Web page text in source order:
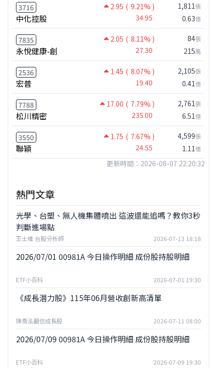
3716 2.95 ( 9.21% )
中化控股 34.95
1,811張
0.63億
7835 2.05 ( 8.11% )
永悅健康-創 27.30
84張
215萬
2536 1.45 ( 8.07% )
宏普 19.40
2,105張
0.41億
7788 17.00 ( 7.79% )
松川精密 235.00
2,761張
6.51億
3550 1.75 ( 7.67% )
聯穎 24.55
4,599張
1.11億
更新時間：2026-08-07 22:20:32
熱門文章
光學、台塑、無人機集體噴出 這波還能追嗎？教你3秒
判斷進場點
王士維 台股分析師 2026-07-13 18:18
2026/07/01 00981A 今日操作明細 成份股持股明細
ETF小百科 2026-07-01 19:30
《成長潛力股》115年06月營收創新高清單
陳喬泓翻倍成長股 2026-07-11 08:00
2026/07/09 00981A 今日操作明細 成份股持股明細
ETF小百科 2026-07-09 19:30